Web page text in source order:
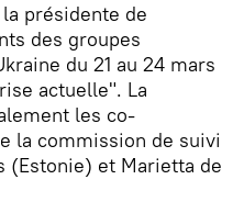
présidente de
des groupes
du 21 au 24 mars
actuelle". La
les co-
la commission de suivi
(Estonie) et Marietta de